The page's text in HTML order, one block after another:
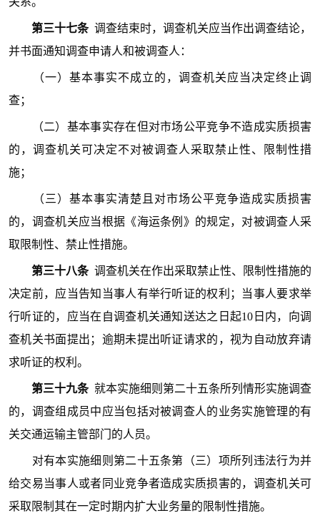
第三十七条 调查结束时，调查机关应当作出调查结论，
并书面通知调查申请人和被调查人：
（一）基本事实不成立的，调查机关应当决定终止调
查；
（二）基本事实存在但对市场公平竞争不造成实质损害
的，调查机关可决定不对被调查人采取禁止性、限制性措
施；
（三）基本事实清楚且对市场公平竞争造成实质损害
的，调查机关应当根据《海运条例》的规定，对被调查人采
取限制性、禁止性措施。
第三十八条 调查机关在作出采取禁止性、限制性措施的
决定前，应当告知当事人有举行听证的权利；当事人要求举
行听证的，应当在自调查机关通知送达之日起10日内，向调
查机关书面提出；逾期未提出听证请求的，视为自动放弃请
求听证的权利。
第三十九条 就本实施细则第二十五条所列情形实施调查
的，调查组成员中应当包括对被调查人的业务实施管理的有
关交通运输主管部门的人员。
对有本实施细则第二十五条第（三）项所列违法行为并
给交易当事人或者同业竞争者造成实质损害的，调查机关可
采取限制其在一定时期内扩大业务量的限制性措施。